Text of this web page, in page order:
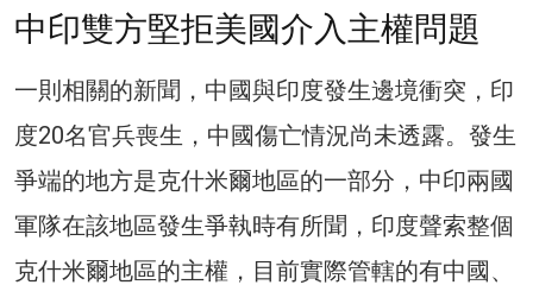
中印雙方堅拒美國介入主權問題
一則相關的新聞，中國與印度發生邊境衝突，印
度20名官兵喪生，中國傷亡情況尚未透露。發生
爭端的地方是克什米爾地區的一部分，中印兩國
軍隊在該地區發生爭執時有所聞，印度聲索整個
克什米爾地區的主權，目前實際管轄的有中國、